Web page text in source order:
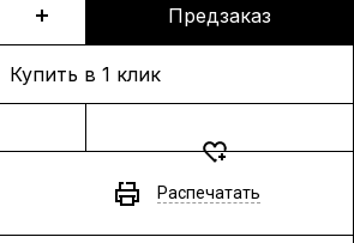
Предзаказ
Купить в 1 клик
Распечатать